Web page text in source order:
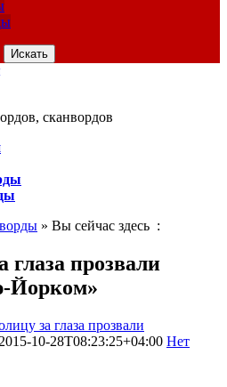
сканвордов
» Вы сейчас здесь :
глаза прозвали
Йорком»
за глаза прозвали
2015-10-28T08:23:25+04:00 Нет